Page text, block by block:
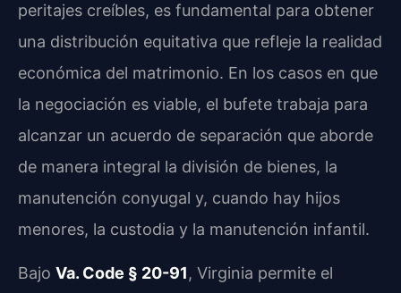
peritajes creíbles, es fundamental para obtener
una distribución equitativa que refleje la realidad
económica del matrimonio. En los casos en que
la negociación es viable, el bufete trabaja para
alcanzar un acuerdo de separación que aborde
de manera integral la división de bienes, la
manutención conyugal y, cuando hay hijos
menores, la custodia y la manutención infantil.
Bajo Va. Code § 20-91, Virginia permite el